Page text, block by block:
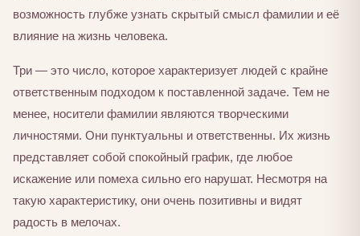
возможность глубже узнать скрытый смысл фамилии и её
влияние на жизнь человека.
Три — это число, которое характеризует людей с крайне
ответственным подходом к поставленной задаче. Тем не
менее, носители фамилии являются творческими
личностями. Они пунктуальны и ответственны. Их жизнь
представляет собой спокойный график, где любое
искажение или помеха сильно его нарушат. Несмотря на
такую характеристику, они очень позитивны и видят
радость в мелочах.